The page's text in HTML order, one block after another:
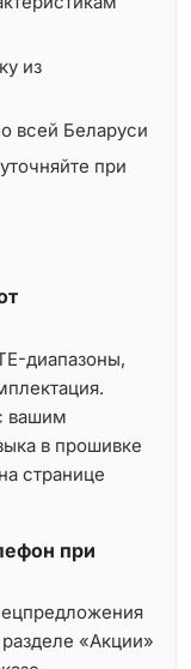
из
всей Беларуси
при
диапазоны,
вашим
в прошивке
странице
при
«Акции»